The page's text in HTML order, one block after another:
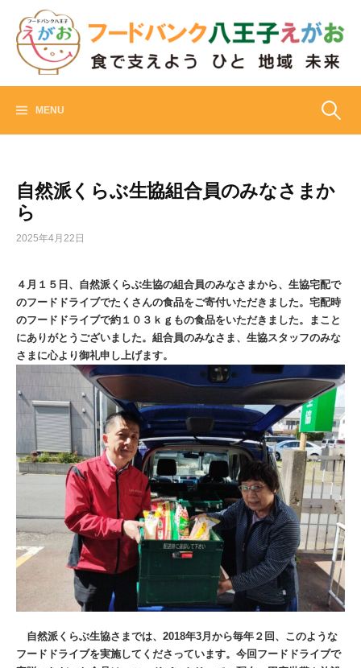
content
MENU 検
自然派くらぶ生協組合員のみなさまか
ら
2025年4月22日
４月１５日、自然派くらぶ生協の組合員のみなさまから、生協宅配で
のフードドライブでたくさんの食品をご寄付いただきました。宅配時
のフードドライブで約１０３ｋｇもの食品をいただきました。まこと
にありがとうございました。組合員のみなさま、生協スタッフのみな
さまに心より御礼申し上げます。
自然派くらぶ生協さまでは、2018年3月から毎年２回、このような
フードドライブを実施してくださっています。今回フードドライブで